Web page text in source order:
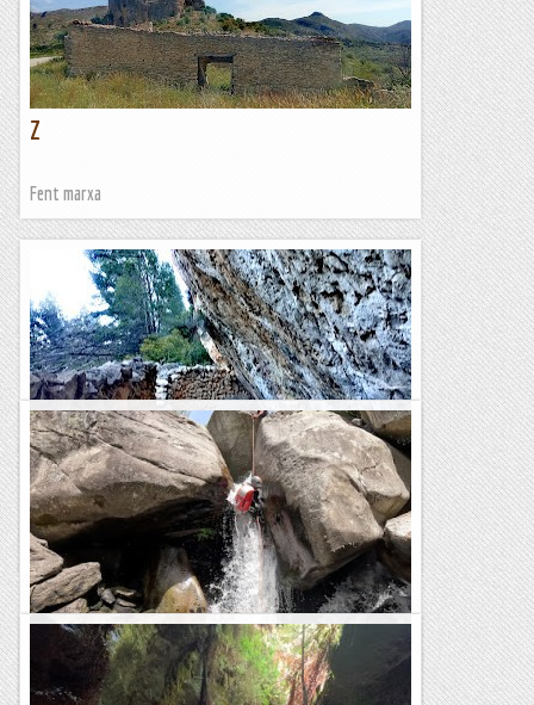
Blog de muntanya
Z
Fent marxa
Fotos variades
Fent marxa
Ola da Cenza
Després de tres intenses jornades barranquistes a la zona de